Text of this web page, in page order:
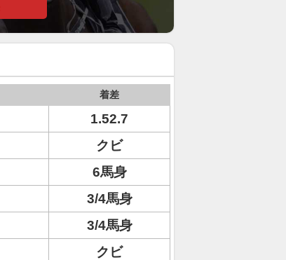
着差
1.52.7
クビ
6馬身
3/4馬身
3/4馬身
クビ